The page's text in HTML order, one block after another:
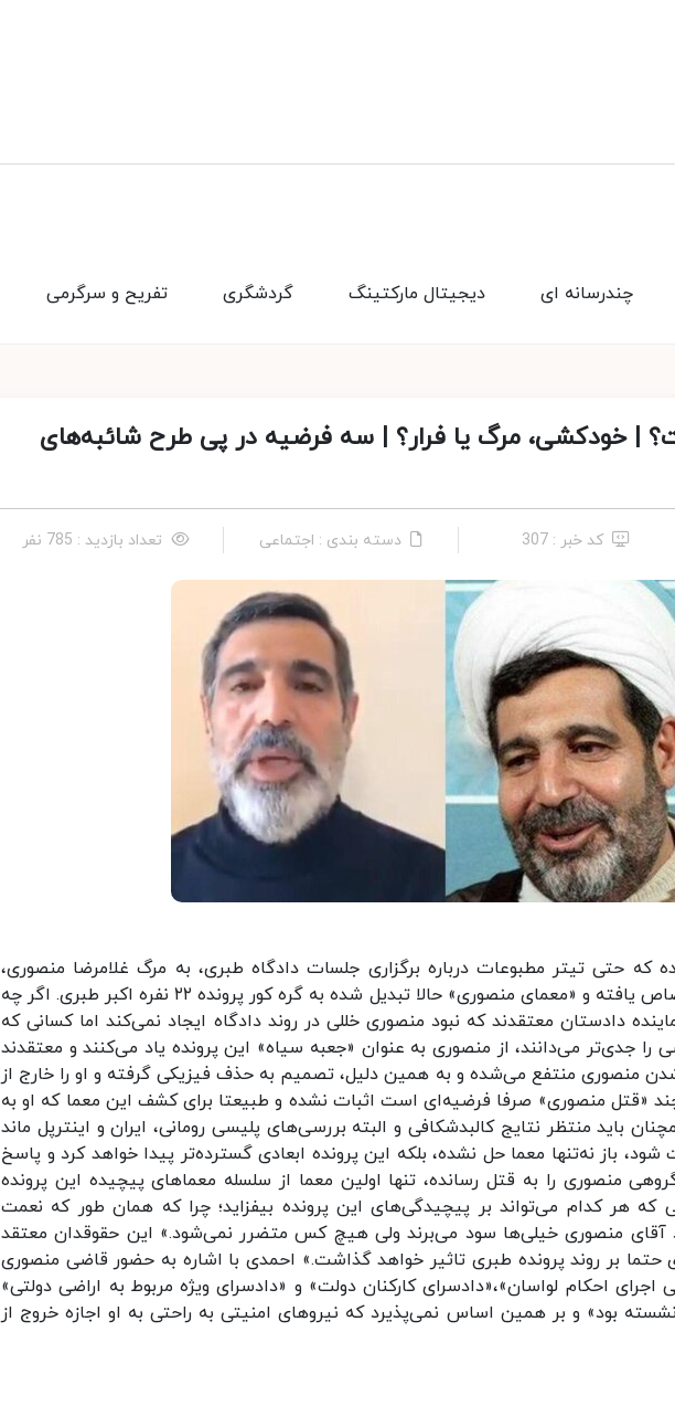
تفریح و سرگرمی گردشگری دیجیتال مارکتینگ چندرسانه ای
| خودکشی، مرگ یا فرار؟ | سه فرضیه در پی طرح شائبه‌های
کد خبر : 307 دسته بندی : اجتماعی تعداد بازدید : 785 نفر
که حتی تیتر مطبوعات درباره برگزاری جلسات دادگاه طبری، به مرگ غلامرضا منصوری،
متهم ردیف نهم این پرونده اختصاص یافته و «معمای منصوری» حالا تبدیل شده به گره کور پرونده ۲۲ نفره اکبر طبری. اگر چه
دادستان معتقدند که نبود منصوری خللی در روند دادگاه ایجاد نمی‌کند اما کسانی که
جدی‌تر می‌دانند، از منصوری به عنوان «جعبه سیاه» این پرونده یاد می‌کنند و معتقدند
منتفع می‌شده و به همین دلیل، تصمیم به حذف فیزیکی گرفته و او را خارج از
«قتل منصوری» صرفا فرضیه‌ای ‌است اثبات ‌نشده و طبیعتا برای کشف این معما که او به
باید منتظر نتایج کالبدشکافی و البته بررسی‌های پلیسی رومانی، ایران و اینترپل ماند
باز نه‌تنها معما حل نشده، بلکه این پرونده ابعادی گسترده‌تر پیدا خواهد کرد و پاسخ
منصوری را به قتل رسانده، تنها اولین معما از سلسله ‌معماهای پیچیده این پرونده
هر کدام می‌تواند بر پیچیدگی‌های این پرونده بیفزاید؛ چرا که همان ‌طور که نعمت
آقای منصوری خیلی‌ها سود می‌برند ولی هیچ‌ کس متضرر نمی‌شود.» این حقوقدان معتقد
بر روند پرونده طبری تاثیر خواهد گذاشت.» احمدی با اشاره به حضور قاضی منصوری
احکام لواسان»،«دادسرای کارکنان دولت» و «دادسرای ویژه مربوط به اراضی دولتی»
بود» و بر همین اساس نمی‌پذیرد که نیروهای امنیتی به ‌راحتی به او اجازه خروج از